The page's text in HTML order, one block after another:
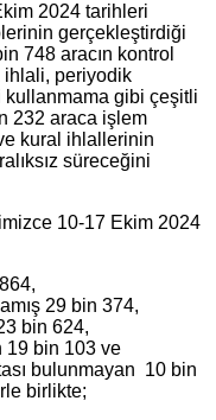
2024 tarihleri
gerçekleştirdiği
748 aracın kontrol
ihlali, periyodik
kullanmama gibi çeşitli
232 araca işlem
kural ihlallerinin
süreceğini
10-17 Ekim 2024
29 bin 374,
bin 624,
19 bin 103 ve
bulunmayan 10 bin
birlikte;